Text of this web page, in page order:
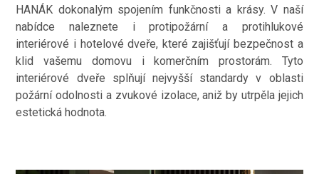
HANÁK dokonalým spojením funkčnosti a krásy. V naší
nabídce naleznete i protipožární a protihlukové
interiérové i hotelové dveře, které zajišťují bezpečnost a
klid vašemu domovu i komerčním prostorám. Tyto
interiérové dveře splňují nejvyšší standardy v oblasti
požární odolnosti a zvukové izolace, aniž by utrpěla jejich
estetická hodnota.